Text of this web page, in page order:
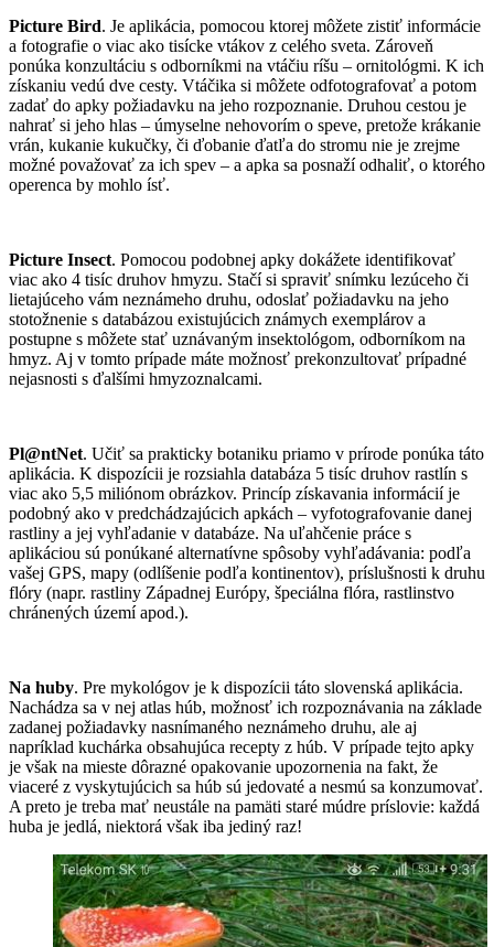
Picture Bird. Je aplikácia, pomocou ktorej môžete zistiť informácie
a fotografie o viac ako tisícke vtákov z celého sveta. Zároveň
ponúka konzultáciu s odborníkmi na vtáčiu ríšu – ornitológmi. K ich
získaniu vedú dve cesty. Vtáčika si môžete odfotografovať a potom
zadať do apky požiadavku na jeho rozpoznanie. Druhou cestou je
nahrať si jeho hlas – úmyselne nehovorím o speve, pretože krákanie
vrán, kukanie kukučky, či ďobanie ďatľa do stromu nie je zrejme
možné považovať za ich spev – a apka sa posnaží odhaliť, o ktorého
operenca by mohlo ísť.
Picture Insect. Pomocou podobnej apky dokážete identifikovať
viac ako 4 tisíc druhov hmyzu. Stačí si spraviť snímku lezúceho či
lietajúceho vám neznámeho druhu, odoslať požiadavku na jeho
stotožnenie s databázou existujúcich známych exemplárov a
postupne s môžete stať uznávaným insektológom, odborníkom na
hmyz. Aj v tomto prípade máte možnosť prekonzultovať prípadné
nejasnosti s ďalšími hmyzoznalcami.
Pl@ntNet. Učiť sa prakticky botaniku priamo v prírode ponúka táto
aplikácia. K dispozícii je rozsiahla databáza 5 tisíc druhov rastlín s
viac ako 5,5 miliónom obrázkov. Princíp získavania informácií je
podobný ako v predchádzajúcich apkách – vyfotografovanie danej
rastliny a jej vyhľadanie v databáze. Na uľahčenie práce s
aplikáciou sú ponúkané alternatívne spôsoby vyhľadávania: podľa
vašej GPS, mapy (odlíšenie podľa kontinentov), príslušnosti k druhu
flóry (napr. rastliny Západnej Európy, špeciálna flóra, rastlinstvo
chránených území apod.).
Na huby. Pre mykológov je k dispozícii táto slovenská aplikácia.
Nachádza sa v nej atlas húb, možnosť ich rozpoznávania na základe
zadanej požiadavky nasnímaného neznámeho druhu, ale aj
napríklad kuchárka obsahujúca recepty z húb. V prípade tejto apky
je však na mieste dôrazné opakovanie upozornenia na fakt, že
viaceré z vyskytujúcich sa húb sú jedovaté a nesmú sa konzumovať.
A preto je treba mať neustále na pamäti staré múdre príslovie: každá
huba je jedlá, niektorá však iba jediný raz!